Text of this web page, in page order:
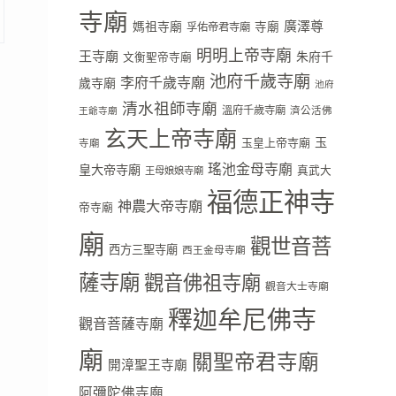
寺廟 媽祖寺廟 孚佑帝君寺廟 寺廟 廣澤尊
王寺廟 文衡聖帝寺廟 明明上帝寺廟 朱府千
歲寺廟 李府千歲寺廟 池府千歲寺廟 池府
王爺寺廟 清水祖師寺廟 溫府千歲寺廟 濟公活佛
寺廟 玄天上帝寺廟 玉皇上帝寺廟 玉
皇大帝寺廟 王母娘娘寺廟 瑤池金母寺廟 真武大
帝寺廟 神農大帝寺廟 福德正神寺
廟 西方三聖寺廟 西王金母寺廟 觀世音菩
薩寺廟觀音佛祖寺廟 觀音大士寺廟
觀音菩薩寺廟 釋迦牟尼佛寺
廟 開漳聖王寺廟 關聖帝君寺廟